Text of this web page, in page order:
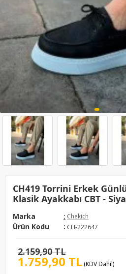
CH419 Torrini Erkek
Klasik Ayakkabı CBT -
Marka : Chekich
Ürün Kodu : CH-222647
1.759,90 TL (KDV Dahil)
2.159,90 TL